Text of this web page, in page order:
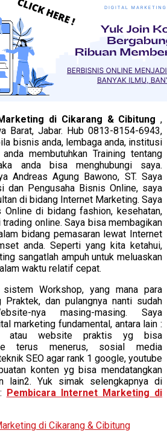
di Cikarang & Cibitung ,
Barat, Jabar. Hub 0813-8154-6943,
bisnis anda, lembaga anda, institusi
membutuhkan Training tentang
anda bisa menghubungi saya.
Andreas Agung Bawono, ST. Saya
dan Pengusaha Bisnis Online, saya
di bidang Internet Marketing. Saya
di bidang fashion, kesehatan,
online. Saya bisa membagikan
bidang pemasaran lewat Internet
anda. Seperti yang kita ketahui,
sangatlah ampuh untuk meluaskan
waktu relatif cepat.
Workshop, yang mana para
Praktek, dan pulangnya nanti sudah
nya masing-masing. Saya
marketing fundamental, antara lain :
atau website praktis yg bisa
terus menerus, sosial media
SEO agar rank 1 google, youtube
konten yg bisa mendatangkan
lain2. Yuk simak selengkapnya di
Pembicara Internet Marketing di